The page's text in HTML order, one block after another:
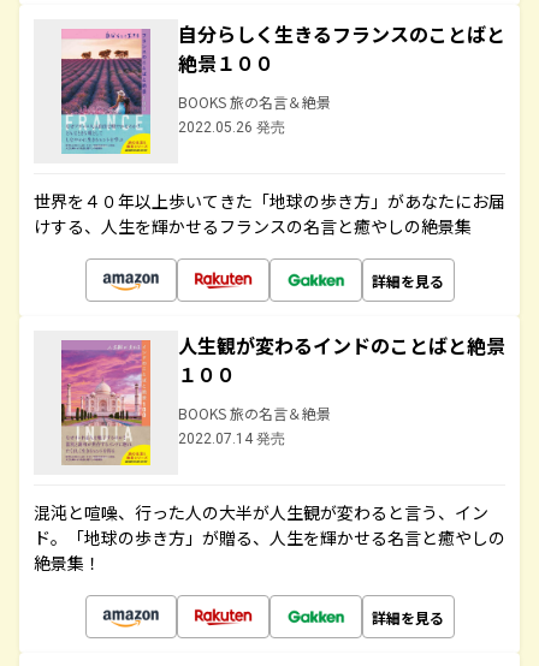
自分らしく生きるフランスのことばと
絶景１００
BOOKS 旅の名言＆絶景
2022.05.26 発売
世界を４０年以上歩いてきた「地球の歩き方」があなたにお届
けする、人生を輝かせるフランスの名言と癒やしの絶景集
詳細を見る
人生観が変わるインドのことばと絶景
１００
BOOKS 旅の名言＆絶景
2022.07.14 発売
混沌と喧噪、行った人の大半が人生観が変わると言う、イン
ド。「地球の歩き方」が贈る、人生を輝かせる名言と癒やしの
絶景集！
詳細を見る